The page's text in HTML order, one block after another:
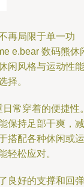
再局限于单一功
e.bear 数码熊休
闲风格与运动性能
择。
常穿着的便捷性
保持足部干爽，减
搭配各种休闲或运
轻松应对。
良好的支撑和回弹